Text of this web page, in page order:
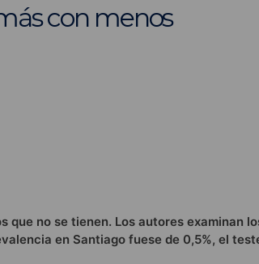
con menos
que no se tienen. Los autores examinan
en Santiago fuese de 0,5%, el